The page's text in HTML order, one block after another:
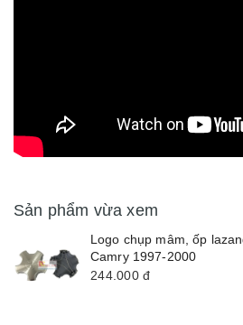
Sản phẩm vừa xem
Logo chụp mâm, ốp
Camry 1997-2000
244.000đ